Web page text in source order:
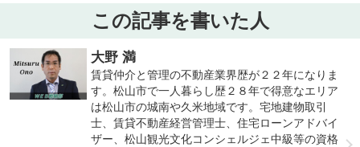
この記事を書いた人
大野 満
賃貸仲介と管理の不動産業界歴が２２年になりま
す。松山市で一人暮らし歴２８年で得意なエリア
は松山市の城南や久米地域です。宅地建物取引
士、賃貸不動産経営管理士、住宅ローンアドバイ
ザー、松山観光文化コンシェルジェ中級等の資格